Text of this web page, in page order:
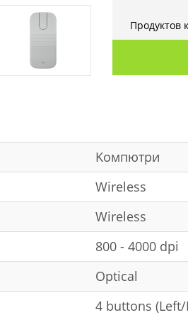
Продуктов
Kомпютри
Wireless
Wireless
800 - 4000 dpi
Optical
4 buttons